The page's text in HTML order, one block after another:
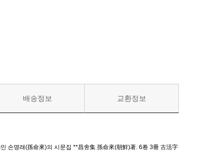
배송정보 교환정보
손명래(孫命來)의 시문집 **昌舍集 孫命來(朝鮮)著. 6卷 3冊 古活字